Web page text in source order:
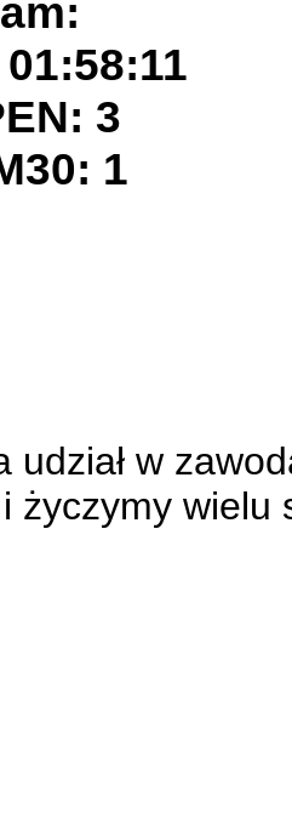
3
1
udział w
życzymy wielu